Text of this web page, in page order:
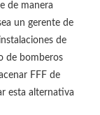
de manera
un gerente de
de
de bomberos
FFF de
esta alternativa